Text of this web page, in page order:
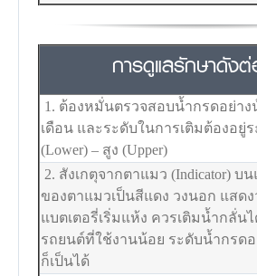
การดูแลรักษาดัง
1. ต้องหมั่นตรวจสอบน้ำกรดอย่าง
เดือน และระดับในการเติมต้องอยู่
(Lower) – สูง (Upper)
2. สังเกตุจากตาแมว (Indicator) บ
ของตาแมวเป็นสีแดง วงนอก แสด
แบตเตอรี่เริ่มแห้ง ควรเติมน้ำกลั่น
รถยนต์ที่ใช้งานน้อย ระดับน้ำกรดอ
ก็เป็นได้